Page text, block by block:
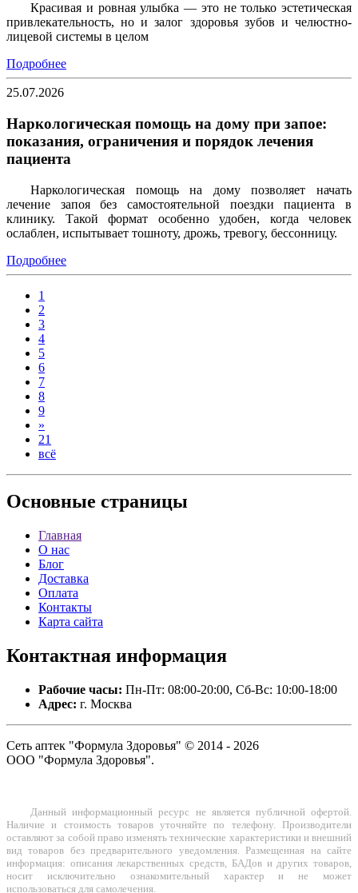
Красивая и ровная улыбка — это не только эстетическая
привлекательность, но и залог здоровья зубов и челюстно-
лицевой системы в целом
Подробнее
25.07.2026
Наркологическая помощь на дому при запое:
показания, ограничения и порядок лечения
пациента
Наркологическая помощь на дому позволяет начать
лечение запоя без самостоятельной поездки пациента в
клинику. Такой формат особенно удобен, когда человек
ослаблен, испытывает тошноту, дрожь, тревогу, бессонницу.
Подробнее
1
2
3
4
5
6
7
8
9
»
21
всё
Основные страницы
Главная
О нас
Блог
Доставка
Оплата
Контакты
Карта сайта
Контактная информация
Рабочие часы: Пн-Пт: 08:00-20:00, Сб-Вс: 10:00-18:00
Адрес: г. Москва
Сеть аптек "Формула Здоровья" © 2014 - 2026
ООО "Формула Здоровья".
Данный информационный ресурс не является публичной офертой.
Наличие и стоимость товаров уточняйте по телефону. Производители
оставляют за собой право изменять технические характеристики и внешний
вид товаров без предварительного уведомления. Размещенная на сайте
информация: описания лекарственных средств, БАДов и других товаров,
носит исключительно ознакомительный характер и не может
использоваться для самолечения.